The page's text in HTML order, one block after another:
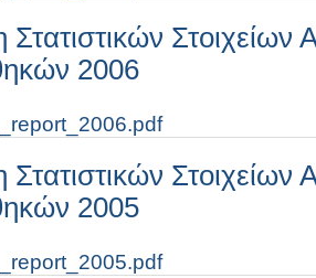
Στοιχείων
2006
Στοιχείων
2005